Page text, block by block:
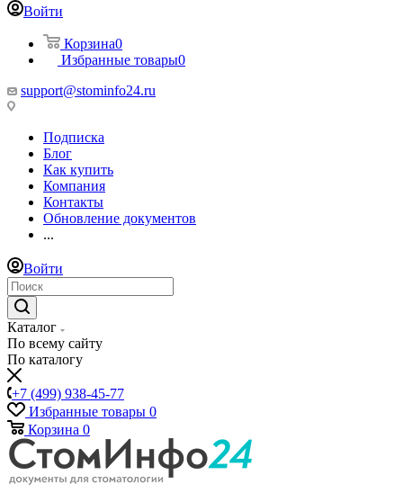
Войти
Корзина0
Избранные товары0
support@stominfo24.ru
Подписка
Блог
Как купить
Компания
Контакты
Обновление документов
...
Войти
Каталог
По всему сайту
По каталогу
+7 (499) 938-45-77
Избранные товары 0
Корзина 0